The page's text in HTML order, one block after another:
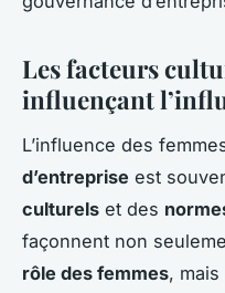
Les facteurs
influençant
L’influence des
d’entreprise est
culturels et des
façonnent non
rôle des femmes,